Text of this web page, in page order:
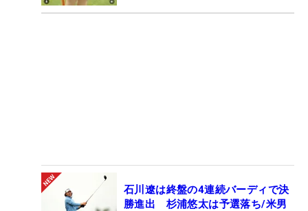
石川遼は終盤の4連続バーディで決
勝進出 杉浦悠太は予選落ち/米男